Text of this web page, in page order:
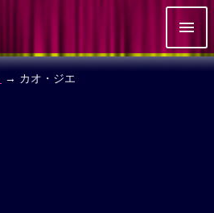
→ カオ・ジエ